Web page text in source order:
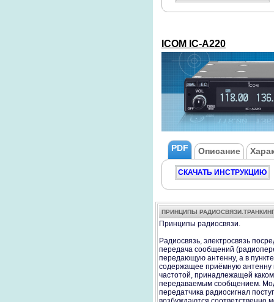
ICOM IC-A220
PDF Описание
СКАЧАТЬ ИНСТРУКЦИЮ
ПРИНЦИПЫ
Принципы радиосвязи.
Радиосвязь, электросвязь
передача сообщений
передающую антенну, а в
содержащее приёмную антенну
частотой, принадлежащей
передаваемым сообщением.
передатчика радиосигнал